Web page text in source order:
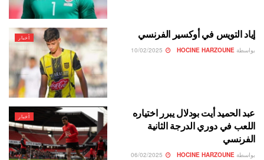
أخبار إياد التويس في أوكسير الفرنسي
بواسطة HOCINE HARZOUNE
أخبار
عبد الحميد أيت بودلال يبرر اختياره
اللعب في دوري الدرجة الثانية
الفرنسي
بواسطة HOCINE HARZOUNE